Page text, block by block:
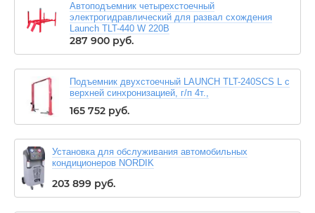
Автоподъемник четырехстоечный
электрогидравлический для развал схождения
Launch TLT-440 W 220В
287 900руб.
Подъемник двухстоечный LAUNCH TLT-240SCS L с
верхней синхронизацией, г/п 4т.,
165 752руб.
Установка для обслуживания автомобильных
кондиционеров NORDIK
203 899руб.